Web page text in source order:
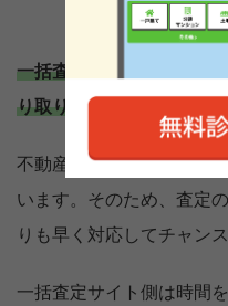
一括査定サイトから査定
り取りが一斉にスタートし
不動産会社は査定を行い
います。そのため、査定
りも早く対応してチャン
一括査定サイト側は時間